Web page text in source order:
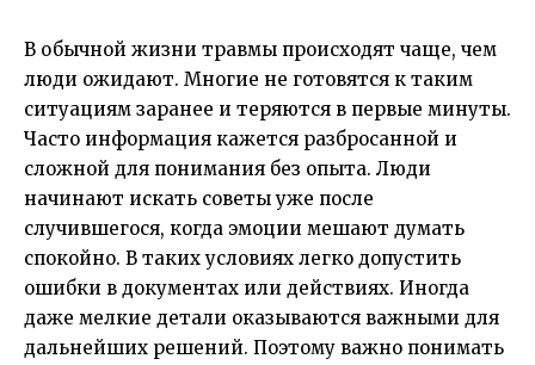
В обычной жизни травмы происходят чаще, чем
люди ожидают. Многие не готовятся к таким
ситуациям заранее и теряются в первые минуты.
Часто информация кажется разбросанной и
сложной для понимания без опыта. Люди
начинают искать советы уже после
случившегося, когда эмоции мешают думать
спокойно. В таких условиях легко допустить
ошибки в документах или действиях. Иногда
даже мелкие детали оказываются важными для
дальнейших решений. Поэтому важно понимать